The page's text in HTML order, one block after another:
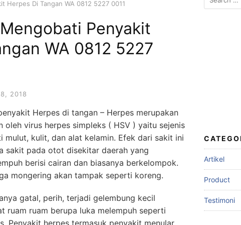
Herpes Di Tangan WA 0812 5227 0011
Penyakit
WA 0812 5227
2018
Herpes di tangan – Herpes merupakan
oleh virus herpes simpleks ( HSV ) yaitu sejenis
mulut, kulit, dan alat kelamin. Efek dari sakit ini
sakit pada otot disekitar daerah yang
berisi cairan dan biasanya berkelompok.
mongering akan tampak seperti koreng.
gatal, perih, terjadi gelembung kecil
ruam ruam berupa luka melempuh seperti
Penyakit herpes termasuk penyakit menular.
for:
Artikel
Product
Testimoni